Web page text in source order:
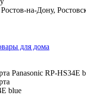
Ростов-на-Дону,
для дома
Panasonic RP-HS34E
blue